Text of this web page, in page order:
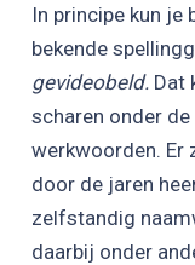
In principe kun je
bekende
gevideobeld.Dat
scharen onder
werkwoorden. Er
door de jaren
zelfstandig
daarbij onder